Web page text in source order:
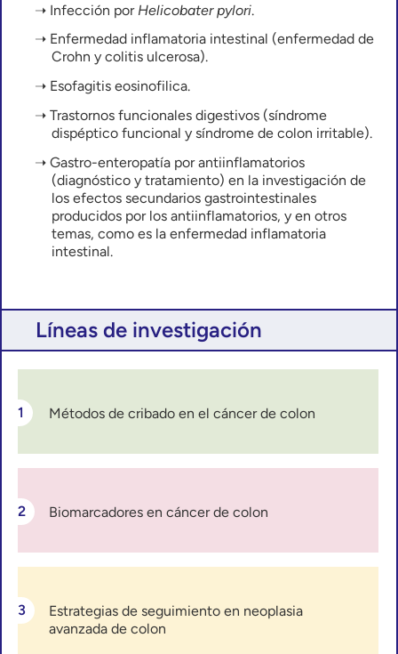
Infección porHelicobater pylori.
Enfermedad inflamatoria intestinal (enfermedad de
Crohn y colitis ulcerosa).
Esofagitis eosinofilica.
Trastornos funcionales digestivos (síndrome
dispéptico funcional y síndrome de colon irritable).
Gastro-enteropatía por antiinflamatorios
(diagnóstico y tratamiento) en la investigación de
los efectos secundarios gastrointestinales
producidos por los antiinflamatorios, y en otros
temas, como es la enfermedad inflamatoria
intestinal.
Líneas de investigación
Métodos de cribado en el cáncer de colon
Biomarcadores en cáncer de colon
Estrategias de seguimiento en neoplasia
avanzada de colon